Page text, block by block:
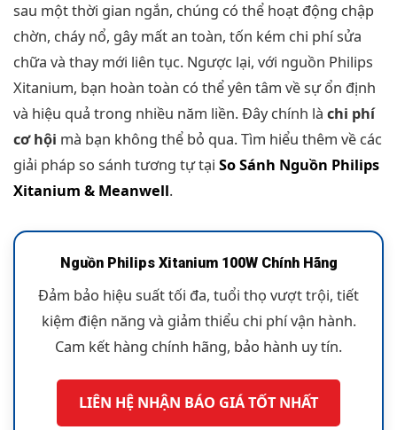
sau một thời gian ngắn, chúng có thể hoạt động chập
chờn, cháy nổ, gây mất an toàn, tốn kém chi phí sửa
chữa và thay mới liên tục. Ngược lại, với nguồn Philips
Xitanium, bạn hoàn toàn có thể yên tâm về sự ổn định
và hiệu quả trong nhiều năm liền. Đây chính là chi phí
cơ hội mà bạn không thể bỏ qua. Tìm hiểu thêm về các
giải pháp so sánh tương tự tại So Sánh Nguồn Philips
Xitanium & Meanwell.
Nguồn Philips Xitanium 100W Chính Hãng
Đảm bảo hiệu suất tối đa, tuổi thọ vượt trội, tiết
kiệm điện năng và giảm thiểu chi phí vận hành.
Cam kết hàng chính hãng, bảo hành uy tín.
LIÊN HỆ NHẬN BÁO GIÁ TỐT NHẤT